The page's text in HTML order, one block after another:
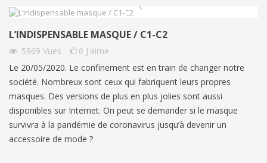
L’INDISPENSABLE MASQUE / C1-C2
5969 Vues 6 J'aime
Le 20/05/2020. Le confinement est en train de changer notre
société. Nombreux sont ceux qui fabriquent leurs propres
masques. Des versions de plus en plus jolies sont aussi
disponibles sur Internet. On peut se demander si le masque
survivra à la pandémie de coronavirus jusqu’à devenir un
accessoire de mode ?